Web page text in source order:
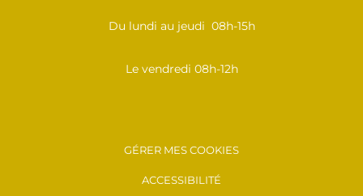
Du lundi au jeudi 08h-15h
Le vendredi 08h-12h
GÉRER MES COOKIES
ACCESSIBILITÉ